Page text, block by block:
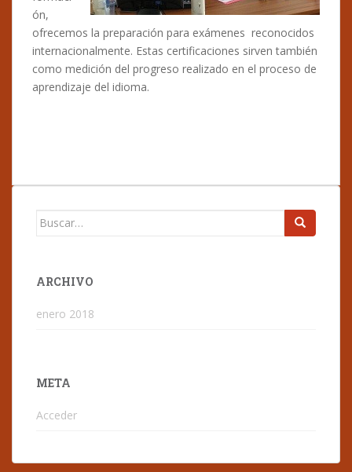
ón,
ofrecemos la preparación para exámenes reconocidos
internacionalmente. Estas certificaciones sirven también
como medición del progreso realizado en el proceso de
aprendizaje del idioma.
Buscar:
ARCHIVO
enero 2018
META
Acceder